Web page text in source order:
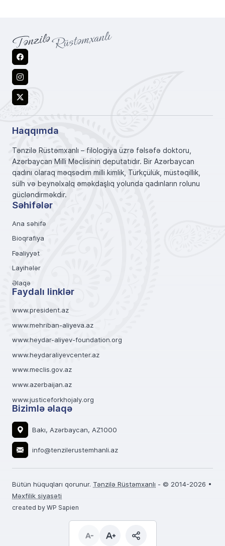
Facebook
Instagram
X
Haqqımda
Tənzilə Rüstəmxanlı – filologiya üzrə fəlsəfə doktoru,
Azərbaycan Milli Məclisinin deputatıdır. Bir Azərbaycan
qadını olaraq məqsədim milli kimlik, Türkçülük, müstəqillik,
sülh və beynəlxalq əməkdaşlıq yolunda qadınların rolunu
gücləndirməkdir.
Səhifələr
Ana səhifə
Bioqrafiya
Fəaliyyət
Layihələr
Əlaqə
Faydalı linklər
www.president.az
www.mehriban-aliyeva.az
www.heydar-aliyev-foundation.org
www.heydaraliyevcenter.az
www.meclis.gov.az
www.azerbaijan.az
www.justiceforkhojaly.org
Bizimlə əlaqə
Bakı, Azərbaycan, AZ1000
info@tenzilerustemhanli.az
Bütün hüquqları qorunur. Tənzilə Rüstəmxanlı - © 2014-2026 •
Məxfilik siyasəti
created by WP Sapien